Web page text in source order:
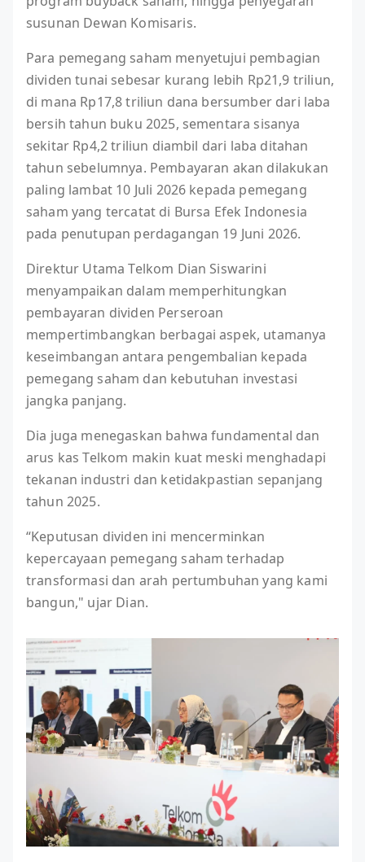
susunan Dewan Komisaris.
Para pemegang saham menyetujui pembagian
dividen tunai sebesar kurang lebih Rp21,9 triliun,
di mana Rp17,8 triliun dana bersumber dari laba
bersih tahun buku 2025, sementara sisanya
sekitar Rp4,2 triliun diambil dari laba ditahan
tahun sebelumnya. Pembayaran akan dilakukan
paling lambat 10 Juli 2026 kepada pemegang
saham yang tercatat di Bursa Efek Indonesia
pada penutupan perdagangan 19 Juni 2026.
Direktur Utama Telkom Dian Siswarini
menyampaikan dalam memperhitungkan
pembayaran dividen Perseroan
mempertimbangkan berbagai aspek, utamanya
keseimbangan antara pengembalian kepada
pemegang saham dan kebutuhan investasi
jangka panjang.
Dia juga menegaskan bahwa fundamental dan
arus kas Telkom makin kuat meski menghadapi
tekanan industri dan ketidakpastian sepanjang
tahun 2025.
“Keputusan dividen ini mencerminkan
kepercayaan pemegang saham terhadap
transformasi dan arah pertumbuhan yang kami
bangun," ujar Dian.